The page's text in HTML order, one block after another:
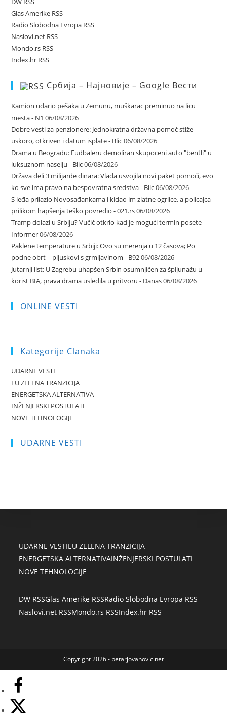
Glas Amerike RSS
Radio Slobodna Evropa RSS
Naslovi.net RSS
Mondo.rs RSS
Index.hr RSS
Србија – Најновије – Google Вести
Kamion udario pešaka u Zemunu, muškarac preminuo na licu
mesta - N1 06/08/2026
Dobre vesti za penzionere: Jednokratna državna pomoć stiže
uskoro, otkriven i datum isplate - Blic06/08/2026
Drama u Beogradu: Fudbaleru demoliran skupoceni auto "bentli" u
luksuznom naselju - Blic06/08/2026
Država deli 3 milijarde dinara: Vlada usvojila novi paket pomoći, evo
ko sve ima pravo na bespovratna sredstva - Blic06/08/2026
S leđa prilazio Novosađankama i kidao im zlatne ogrlice, a policajca
prilikom hapšenja teško povredio - 021.rs06/08/2026
Tramp dolazi u Srbiju? Vučić otkrio kad je mogući termin posete -
Informer06/08/2026
Paklene temperature u Srbiji: Ovo su merenja u 12 časova; Po
podne obrt – pljuskovi s grmljavinom - B9206/08/2026
Jutarnji list: U Zagrebu uhapšen Srbin osumnjičen za špijunažu u
korist BIA, prava drama usledila u pritvoru - Danas06/08/2026
ONLINE VESTI
Kategorije Clanaka
UDARNE VESTI
EU ZELENA TRANZICIJA
ENERGETSKA ALTERNATIVA
INŽENJERSKI POSTULATI
NOVE TEHNOLOGIJE
UDARNE VESTI
UDARNE VESTIEU ZELENA TRANZICIJA
ENERGETSKA ALTERNATIVAINŽENJERSKI POSTULATI
NOVE TEHNOLOGIJE
DW RSSGlas Amerike RSSRadio Slobodna Evropa RSS
Naslovi.net RSSMondo.rs RSSIndex.hr RSS
Copyright 2026 - petarjovanovic.net